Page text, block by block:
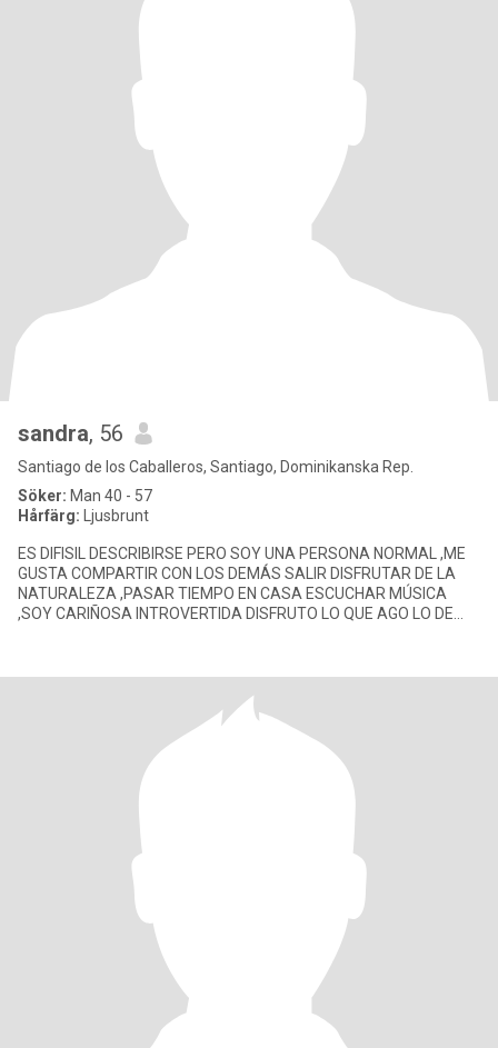
sandra, 56
Santiago de los Caballeros, Santiago, Dominikanska Rep.
Söker: Man 40 - 57
Hårfärg: Ljusbrunt
ES DIFISIL DESCRIBIRSE PERO SOY UNA PERSONA NORMAL ,ME
GUSTA COMPARTIR CON LOS DEMÁS SALIR DISFRUTAR DE LA
NATURALEZA ,PASAR TIEMPO EN CASA ESCUCHAR MÚSICA
,SOY CARIÑOSA INTROVERTIDA DISFRUTO LO QUE AGO LO DE